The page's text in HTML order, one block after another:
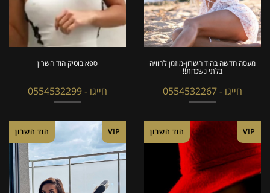
ספא בוטיק הוד השרון
חייגו - 0554532299
מעסה חדשה בהוד השרון-מוזמן לחוויה
בלתי נשכחת!!
חייגו - 0554532267
הוד השרון VIP הוד השרון VIP